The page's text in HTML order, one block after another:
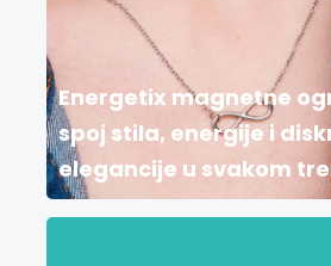
Energetix magnetne
spoj stila, energije i
elegancije u svakom